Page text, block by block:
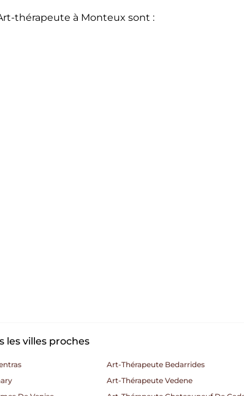
thérapeute à Monteux sont :
les villes proches
Art-Thérapeute Bedarrides
Art-Thérapeute Vedene